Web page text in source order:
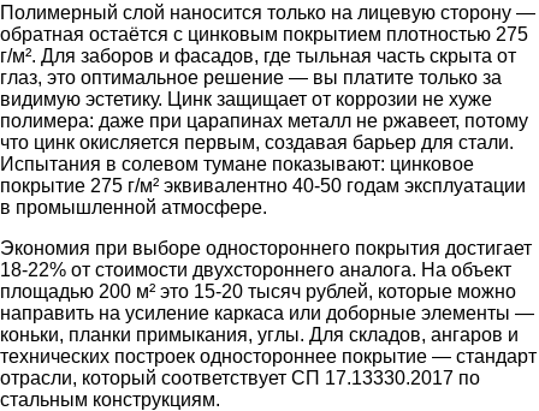
Полимерный слой наносится только на лицевую сторону —
обратная остаётся с цинковым покрытием плотностью 275
г/м². Для заборов и фасадов, где тыльная часть скрыта от
глаз, это оптимальное решение — вы платите только за
видимую эстетику. Цинк защищает от коррозии не хуже
полимера: даже при царапинах металл не ржавеет, потому
что цинк окисляется первым, создавая барьер для стали.
Испытания в солевом тумане показывают: цинковое
покрытие 275 г/м² эквивалентно 40-50 годам эксплуатации
в промышленной атмосфере.
Экономия при выборе одностороннего покрытия достигает
18-22% от стоимости двухстороннего аналога. На объект
площадью 200 м² это 15-20 тысяч рублей, которые можно
направить на усиление каркаса или доборные элементы —
коньки, планки примыкания, углы. Для складов, ангаров и
технических построек одностороннее покрытие — стандарт
отрасли, который соответствует СП 17.13330.2017 по
стальным конструкциям.